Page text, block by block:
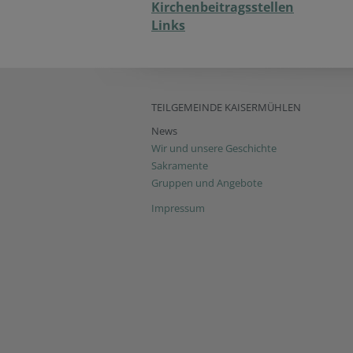
Kirchenbeitragsstellen
Links
TEILGEMEINDE KAISERMÜHLEN
News
Wir und unsere Geschichte
Sakramente
Gruppen und Angebote
Impressum